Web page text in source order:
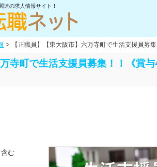
連の求人情報サイト！
> 【正職員】【東大阪市】六万寺町で生活支援員募
寺町で生活支援員募集！！《賞
む